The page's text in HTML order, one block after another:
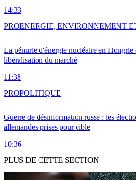
14:33
La pénurie d'énergie nucléaire en Hongrie
libéralisation du marché
11:38
PROENERGIE, ENVIRONNEMENT
Guerre de désinformation russe : les
allemandes prises pour cible
10:36
PROPOLITIQUE
PLUS DE CETTE SECTION